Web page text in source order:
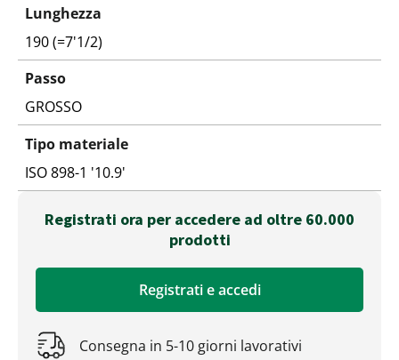
Lunghezza
190 (=7'1/2)
Passo
GROSSO
Tipo materiale
ISO 898-1 '10.9'
Registrati ora per accedere ad oltre 60.000
prodotti
Registrati e accedi
Consegna in 5-10 giorni lavorativi